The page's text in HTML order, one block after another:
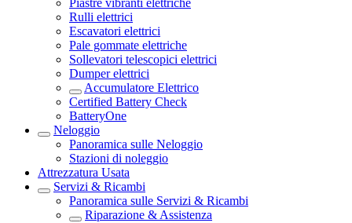
Piastre vibranti elettriche
Rulli elettrici
Escavatori elettrici
Pale gommate elettriche
Sollevatori telescopici elettrici
Dumper elettrici
Accumulatore Elettrico
Certified Battery Check
BatteryOne
Neloggio
Panoramica sulle Neloggio
Stazioni di noleggio
Attrezzatura Usata
Servizi & Ricambi
Panoramica sulle Servizi & Ricambi
Riparazione & Assistenza